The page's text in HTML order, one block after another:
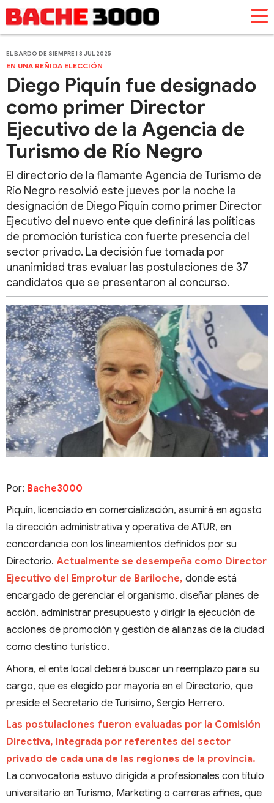
EL BARDO DE SIEMPRE | 3 JUL 2025
EN UNA REÑIDA ELECCIÓN
Diego Piquín fue designado
como primer Director
Ejecutivo de la Agencia de
Turismo de Río Negro
El directorio de la flamante Agencia de Turismo de
Río Negro resolvió este jueves por la noche la
designación de Diego Piquín como primer Director
Ejecutivo del nuevo ente que definirá las políticas
de promoción turística con fuerte presencia del
sector privado. La decisión fue tomada por
unanimidad tras evaluar las postulaciones de 37
candidatos que se presentaron al concurso.
Por: Bache3000
Piquín, licenciado en comercialización, asumirá en agosto
la dirección administrativa y operativa de ATUR, en
concordancia con los lineamientos definidos por su
Directorio. Actualmente se desempeña como Director
Ejecutivo del Emprotur de Bariloche, donde está
encargado de gerenciar el organismo, diseñar planes de
acción, administrar presupuesto y dirigir la ejecución de
acciones de promoción y gestión de alianzas de la ciudad
como destino turístico.
Ahora, el ente local deberá buscar un reemplazo para su
cargo, que es elegido por mayoría en el Directorio, que
preside el Secretario de Turisimo, Sergio Herrero.
Las postulaciones fueron evaluadas por la Comisión
Directiva, integrada por referentes del sector
privado de cada una de las regiones de la provincia.
La convocatoria estuvo dirigida a profesionales con título
universitario en Turismo, Marketing o carreras afines, que